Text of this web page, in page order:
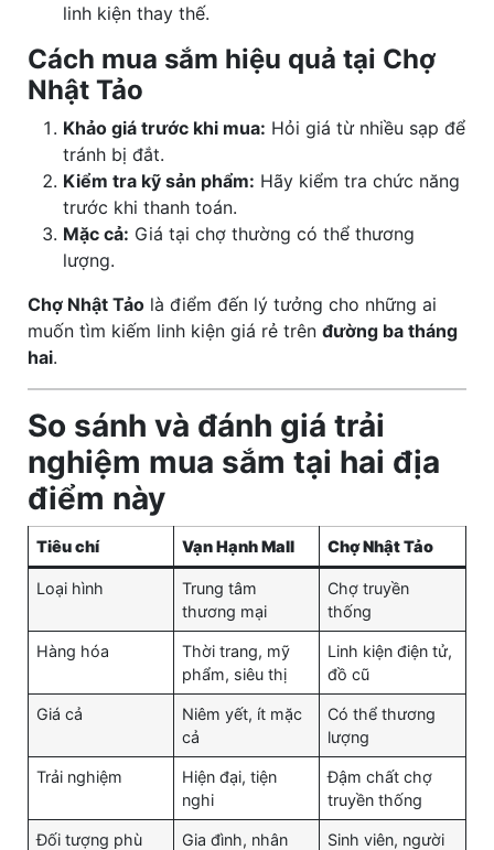
linh kiện thay thế.
Cách mua sắm hiệu quả tại Chợ
Nhật Tảo
Khảo giá trước khi mua: Hỏi giá từ nhiều sạp để
tránh bị đắt.
Kiểm tra kỹ sản phẩm: Hãy kiểm tra chức năng
trước khi thanh toán.
Mặc cả: Giá tại chợ thường có thể thương
lượng.
Chợ Nhật Tảo là điểm đến lý tưởng cho những ai
muốn tìm kiếm linh kiện giá rẻ trên đường ba tháng
hai.
So sánh và đánh giá trải
nghiệm mua sắm tại hai địa
điểm này
Tiêu chí Vạn Hạnh Mall Chợ Nhật Tảo
Loại hình
Trung tâm
thương mại
Chợ truyền
thống
Hàng hóa
Thời trang, mỹ
phẩm, siêu thị
Linh kiện điện tử,
đồ cũ
Giá cả
Niêm yết, ít mặc
cả
Có thể thương
lượng
Trải nghiệm
Hiện đại, tiện
nghi
Đậm chất chợ
truyền thống
Đối tượng phù
Gia đình, nhân
Sinh viên, người